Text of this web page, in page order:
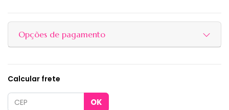
Opções de pagamento
Calcular frete